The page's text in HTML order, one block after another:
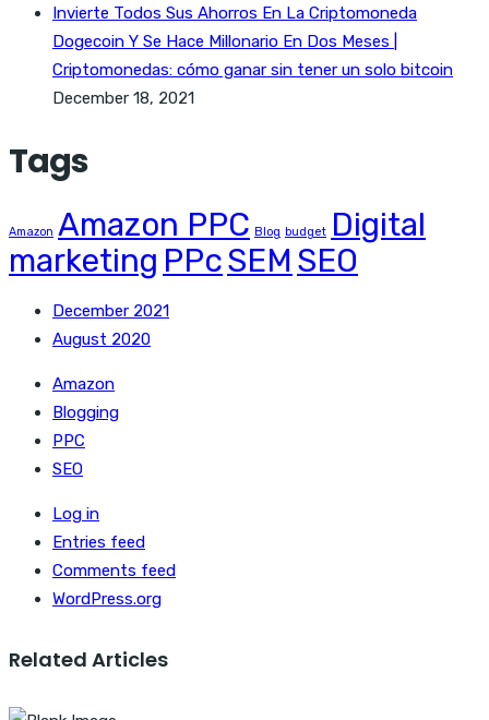
Invierte Todos Sus Ahorros En La Criptomoneda
Dogecoin Y Se Hace Millonario En Dos Meses |
Criptomonedas: cómo ganar sin tener un solo bitcoin
December 18, 2021
Tags
Amazon Amazon PPC Blog budget Digital
marketing PPcSEM SEO
December 2021
August 2020
Amazon
Blogging
PPC
SEO
Log in
Entries feed
Comments feed
WordPress.org
Related Articles